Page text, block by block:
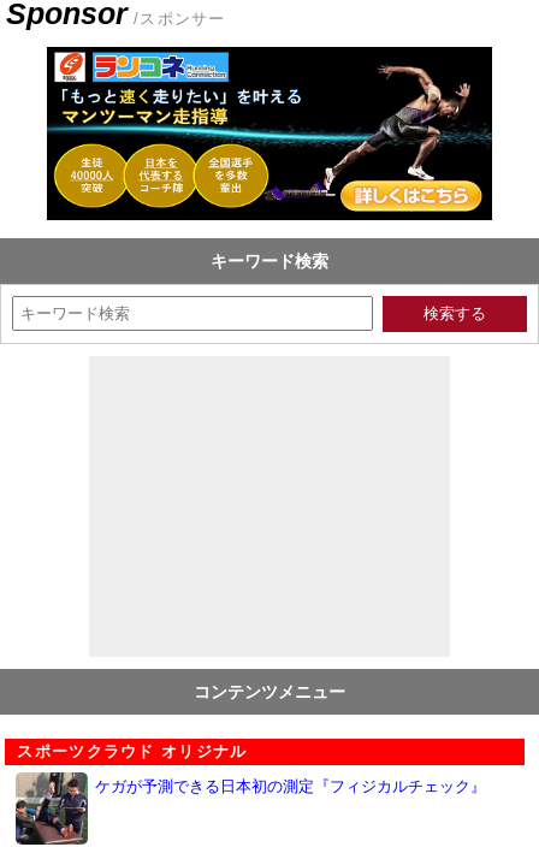
Sponsor /スポンサー
キーワード検索
コンテンツメニュー
スポーツクラウド オリジナル
ケガが予測できる日本初の測定『フィジカルチェック』